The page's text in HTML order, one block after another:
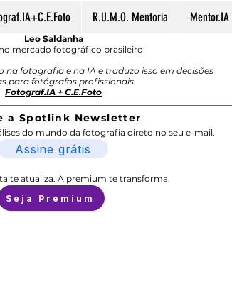
R.U.M.O. Mentoria
Leo Saldanha
mercado fotográfico brasileiro
na fotografia e na IA e traduzo isso em decisões
para fotógrafos profissionais.
Fotograf.IA + C.E.Foto
a Spotlink Newsletter
do mundo da fotografia direto no seu e-mail.
Assine grátis
te atualiza. A premium te transforma.
Seja Premium